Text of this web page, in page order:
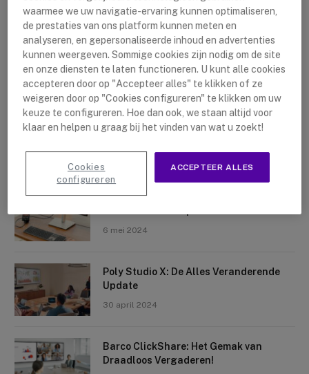
Nieuwste artikelen
Logitech Sight: De Tafelcamera Voor
Crosscall X-Space: Transformeer Je
6 mei 2024
Poly Studio X: De Alles Veranderende
Update
30 april 2024
Barco ClickShare: Het Gemak van
Draadloos Vergaderen!
waarmee we uw navigatie-ervaring kunnen optimaliseren,
de prestaties van ons platform kunnen meten en
analyseren, en gepersonaliseerde inhoud en advertenties
kunnen weergeven. Sommige cookies zijn nodig om de site
en onze diensten te laten functioneren. U kunt alle cookies
accepteren door op "Accepteer alles" te klikken of ze
weigeren door op "Cookies configureren" te klikken om uw
keuze te configureren. Hoe dan ook, we staan altijd voor
klaar en helpen u graag bij het vinden van wat u zoekt!
ACCEPTEER ALLES
Cookies
configureren